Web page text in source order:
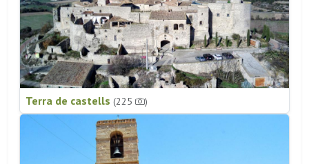
Terra de castells (225 )